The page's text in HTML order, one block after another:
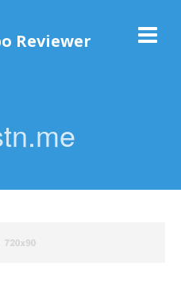
Reviewer